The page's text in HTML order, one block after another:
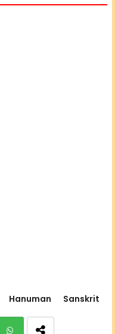
Hanuman Sanskrit